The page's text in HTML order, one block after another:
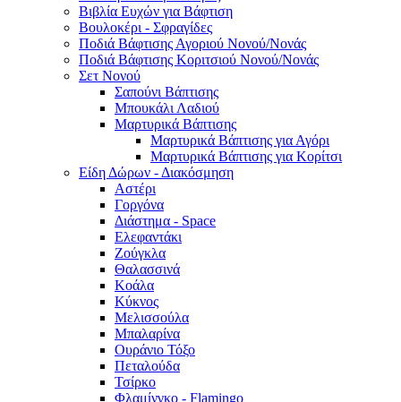
Βιβλία Ευχών για Βάφτιση
Βουλοκέρι - Σφραγίδες
Ποδιά Βάφτισης Αγοριού Νονού/Νονάς
Ποδιά Βάφτισης Κοριτσιού Νονού/Νονάς
Σετ Νονού
Σαπούνι Βάπτισης
Μπουκάλι Λαδιού
Μαρτυρικά Βάπτισης
Μαρτυρικά Βάπτισης για Αγόρι
Μαρτυρικά Βάπτισης για Κορίτσι
Είδη Δώρων - Διακόσμηση
Αστέρι
Γοργόνα
Διάστημα - Space
Ελεφαντάκι
Ζούγκλα
Θαλασσινά
Κοάλα
Κύκνος
Μελισσούλα
Μπαλαρίνα
Ουράνιο Τόξο
Πεταλούδα
Τσίρκο
Φλαμίνγκο - Flamingo